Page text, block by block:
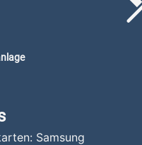
Samsung